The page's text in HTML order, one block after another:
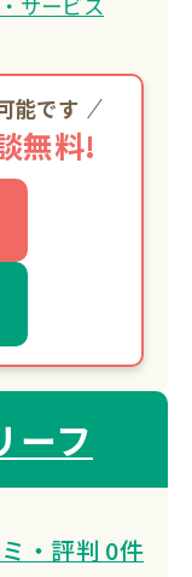
能です
無料!
ーフ
・評判 0件